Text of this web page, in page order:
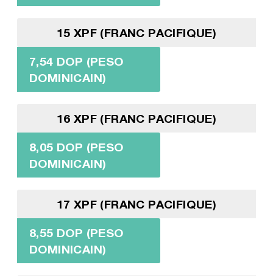
15 XPF (FRANC PACIFIQUE)
7,54 DOP (PESO
DOMINICAIN)
16 XPF (FRANC PACIFIQUE)
8,05 DOP (PESO
DOMINICAIN)
17 XPF (FRANC PACIFIQUE)
8,55 DOP (PESO
DOMINICAIN)